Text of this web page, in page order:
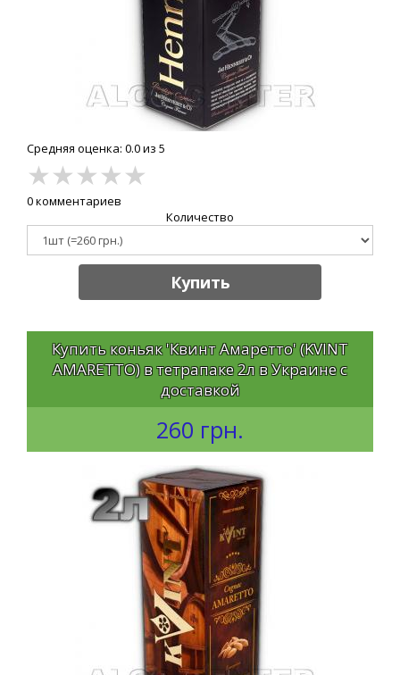
Средняя оценка: 0.0 из 5
★★★★★
0 комментариев
Количество
Купить
Купить коньяк 'Квинт Амаретто' (KVINT
AMARETTO) в тетрапаке 2л в Украине с
доставкой
260 грн.